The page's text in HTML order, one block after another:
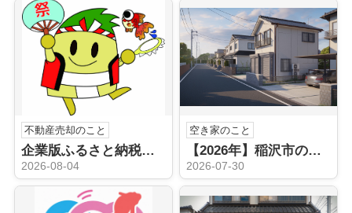
不動産売却のこと
企業版ふるさと納税（稲沢市）
2026-08-04
空き家のこと
【2026年】稲沢市の空き家売却はどうする？不動産会社の選び方と手順を解説
2026-07-30